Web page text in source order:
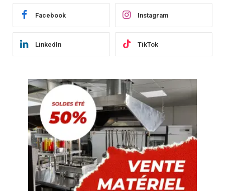
Facebook Instagram
LinkedIn TikTok